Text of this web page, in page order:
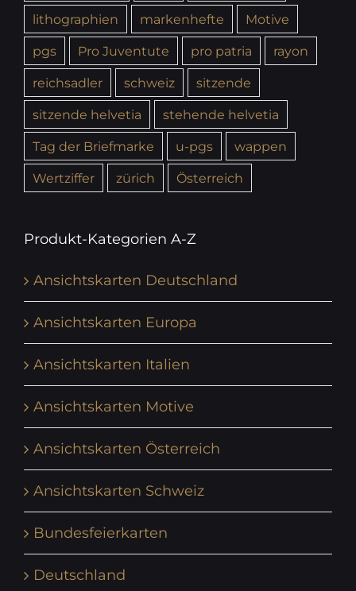
lithographien
markenhefte
Motive
pgs
Pro Juventute pro patria
rayon
reichsadler
schweiz
sitzende
sitzende helvetia
stehende helvetia
Tag der Briefmarke
u-pgs
wappen
Wertziffer
zürich Österreich
Produkt-Kategorien A-Z
Ansichtskarten Deutschland
Ansichtskarten Europa
Ansichtskarten Italien
Ansichtskarten Motive
Ansichtskarten Österreich
Ansichtskarten Schweiz
Bundesfeierkarten
Deutschland